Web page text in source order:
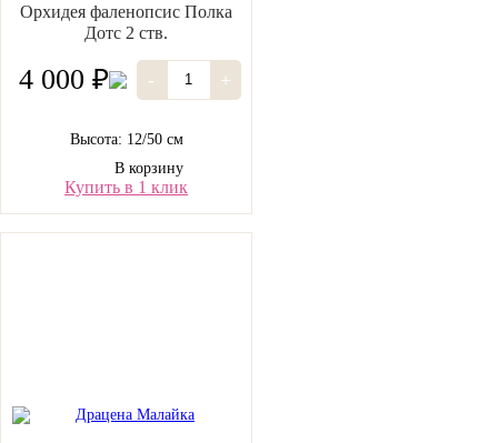
Орхидея фаленопсис Полка
Дотс 2 ств.
4 000 ₽ - +
Высота: 12/50 см
В корзину
Купить в 1 клик